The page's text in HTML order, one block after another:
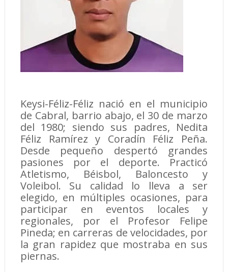
Keysi-Féliz-Féliz nació en el municipio
de Cabral, barrio abajo, el 30 de marzo
del 1980; siendo sus padres, Nedita
Féliz Ramírez y Coradín Féliz Peña.
Desde pequeño despertó grandes
pasiones por el deporte. Practicó
Atletismo, Béisbol, Baloncesto y
Voleibol. Su calidad lo lleva a ser
elegido, en múltiples ocasiones, para
participar en eventos locales y
regionales, por el Profesor Felipe
Pineda; en carreras de velocidades, por
la gran rapidez que mostraba en sus
piernas.